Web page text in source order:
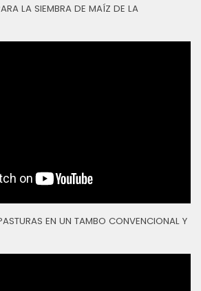
LA SIEMBRA DE MAÍZ DE LA
EN UN TAMBO CONVENCIONAL Y